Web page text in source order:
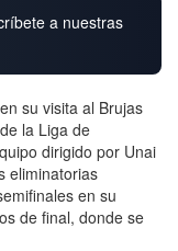
a nuestras
su visita al Brujas
la Liga de
dirigido por Unai
eliminatorias
en su
de final, donde se